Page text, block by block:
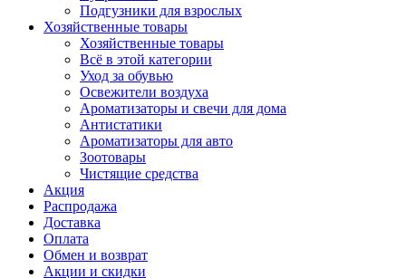
Подгузники для взрослых
Хозяйственные товары
Хозяйственные товары
Всё в этой категории
Уход за обувью
Освежители воздуха
Ароматизаторы и свечи для дома
Антистатики
Ароматизаторы для авто
Зоотовары
Чистящие средства
Акция
Распродажа
Доставка
Оплата
Обмен и возврат
Акции и скидки